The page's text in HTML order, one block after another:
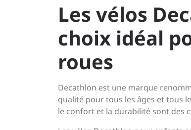
Les vélos
choix idéal
roues
Decathlon est une marque
qualité pour tous les âges et tous
le confort et la durabilité sont des